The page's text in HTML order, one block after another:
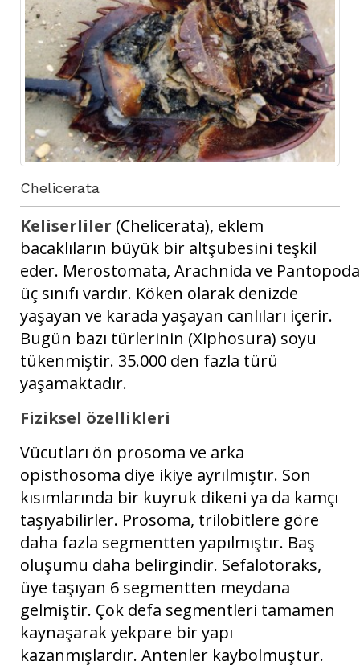
Chelicerata
Keliserliler (Chelicerata), eklem
bacaklıların büyük bir altşubesini teşkil
eder. Merostomata, Arachnida ve
üç sınıfı vardır. Köken olarak denizde
yaşayan ve karada yaşayan canlıları içerir.
Bugün bazı türlerinin (Xiphosura) soyu
tükenmiştir. 35.000 den fazla türü
yaşamaktadır.
Fiziksel özellikleri
Vücutları ön prosoma ve arka
opisthosoma diye ikiye ayrılmıştır. Son
kısımlarında bir kuyruk dikeni ya da kamçı
taşıyabilirler. Prosoma, trilobitlere göre
daha fazla segmentten yapılmıştır. Baş
oluşumu daha belirgindir. Sefalotoraks,
üye taşıyan 6 segmentten meydana
gelmiştir. Çok defa segmentleri tamamen
kaynaşarak yekpare bir yapı
kazanmışlardır. Antenler kaybolmuştur.